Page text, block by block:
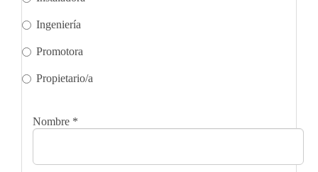
Ingeniería
Promotora
Propietario/a
Nombre *